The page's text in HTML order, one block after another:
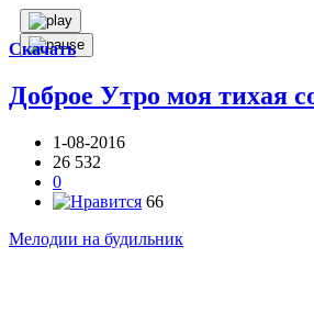
Скачать
Доброе Утро моя тихая
1-08-2016
26 532
0
66
Мелодии на будильник